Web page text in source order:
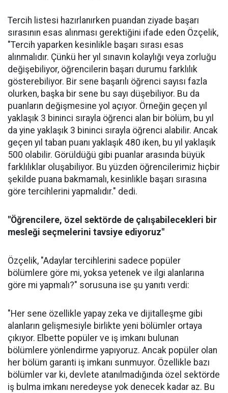
Tercih listesi hazırlanırken puandan ziyade başarı
sırasının esas alınması gerektiğini ifade eden Özçelik,
"Tercih yaparken kesinlikle başarı sırası esas
alınmalıdır. Çünkü her yıl sınavın kolaylığı veya zorluğu
değişebiliyor, öğrencilerin başarı durumu farklılık
gösterebiliyor. Bir sene başarılı öğrenci sayısı fazla
olurken, başka bir sene bu sayı düşebiliyor. Bu da
puanların değişmesine yol açıyor. Örneğin geçen yıl
yaklaşık 3 bininci sırayla öğrenci alan bir bölüm, bu yıl
da yine yaklaşık 3 bininci sırayla öğrenci alabilir. Ancak
geçen yıl taban puanı yaklaşık 480 iken, bu yıl yaklaşık
500 olabilir. Görüldüğü gibi puanlar arasında büyük
farklılıklar oluşabiliyor. Bu yüzden öğrencilerimiz hiçbir
şekilde puana bakmamalı, kesinlikle başarı sırasına
göre tercihlerini yapmalıdır." dedi.
"Öğrencilere, özel sektörde de çalışabilecekleri bir
mesleği seçmelerini tavsiye ediyoruz"
Özçelik, "Adaylar tercihlerini sadece popüler
bölümlere göre mi, yoksa yetenek ve ilgi alanlarına
göre mi yapmalı?" sorusuna ise şu yanıtı verdi:
"Her sene özellikle yapay zeka ve dijitalleşme gibi
alanların gelişmesiyle birlikte yeni bölümler ortaya
çıkıyor. Elbette popüler ve iş imkanı bulunan
bölümlere yönlendirme yapıyoruz. Ancak popüler olan
her bölüm garanti iş imkanı sunmuyor. Özellikle bazı
bölümler var ki, devlete atanılmadığında özel sektörde
iş bulma imkanı neredeyse yok denecek kadar az. Bu